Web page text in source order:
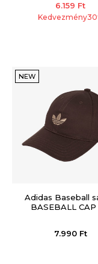
6.159 Ft
Kedvezmény30
NEW
Adidas Baseball
BASEBALL CAP
7.990 Ft